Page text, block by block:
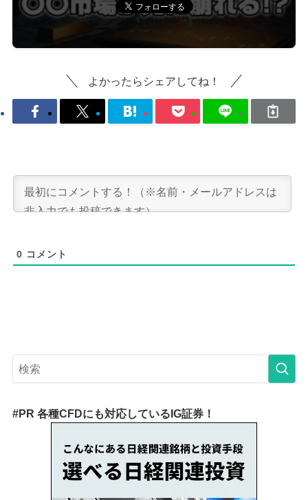
よかったらシェアしてね！
0 コメント
#PR 各種CFDにも対応しているIG証券！